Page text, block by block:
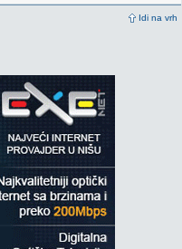
Idi na vrh